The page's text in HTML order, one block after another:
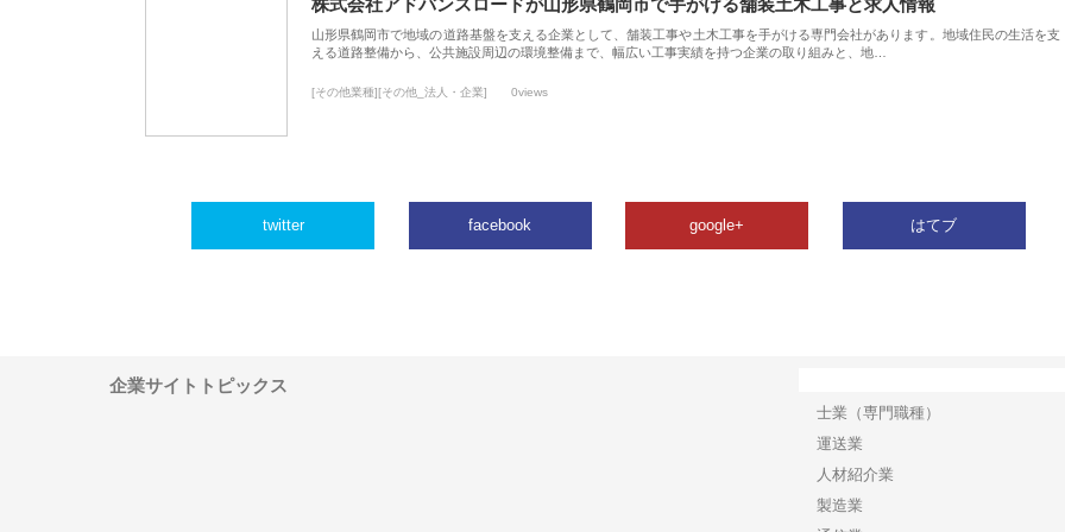
株式会社アドバンスロードが山形県鶴岡市で手がける舗装土木工事と求人情報
山形県鶴岡市で地域の道路基盤を支える企業として、舗装工事や土木工事を手がける専門会社があります。地域住民の生活を支
える道路整備から、公共施設周辺の環境整備まで、幅広い工事実績を持つ企業の取り組みと、地…
[その他業種][その他_法人・企業] 0views
twitter facebook google+ はてブ
企業サイトトピックス
士業（専門職種）
運送業
人材紹介業
製造業